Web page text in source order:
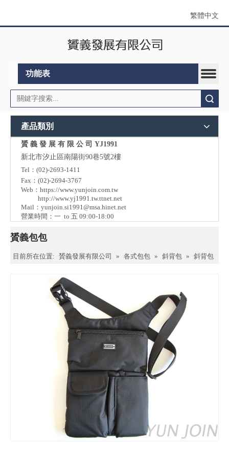
繁體中文
功能表
產品類別
贇 義 發 展 有 限 公 司 YJ1991
新北市汐止區南陽街90巷5號2樓
Tel：(02)-2693-1411
Fax：(02)-2694-3767
Web： https://www.yunjoin.com.tw
http://www.yj1991.tw.ttnet.net
Mail： yunjoin.si1991@msa.hinet.net
營業時間：一 to 五 09:00-18:00
贇義包包
目前所在位置: 贇義發展有限公司 » 各式包包 » 斜背包 » 斜背包